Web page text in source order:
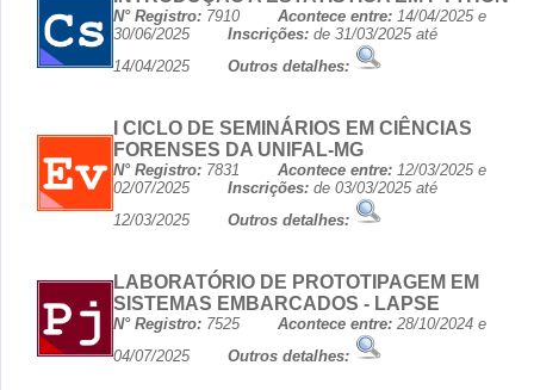
N° Registro: 7910 Acontece entre: 14/04/2025 e
30/06/2025 Inscrições: de 31/03/2025 até
14/04/2025 Outros detalhes:
I CICLO DE SEMINÁRIOS EM CIÊNCIAS
FORENSES DA UNIFAL-MG
N° Registro: 7831 Acontece entre: 12/03/2025 e
02/07/2025 Inscrições: de 03/03/2025 até
12/03/2025 Outros detalhes:
LABORATÓRIO DE PROTOTIPAGEM EM
SISTEMAS EMBARCADOS - LAPSE
N° Registro: 7525 Acontece entre: 28/10/2024 e
04/07/2025 Outros detalhes: